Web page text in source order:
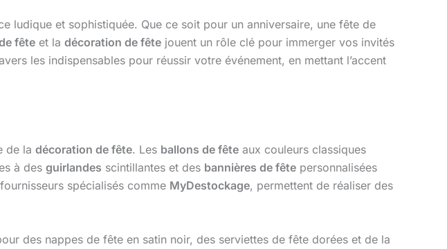
ludique et sophistiquée. Que ce soit pour un anniversaire, une fête de
fête et la décoration de fête jouent un rôle clé pour immerger vos invités
les indispensables pour réussir votre événement, en mettant l’accent
de la décoration de fête. Les ballons de fête aux couleurs classiques
à des guirlandes scintillantes et des bannières de fête personnalisées
spécialisés comme MyDestockage, permettent de réaliser des
des nappes de fête en satin noir, des serviettes de fête dorées et de la